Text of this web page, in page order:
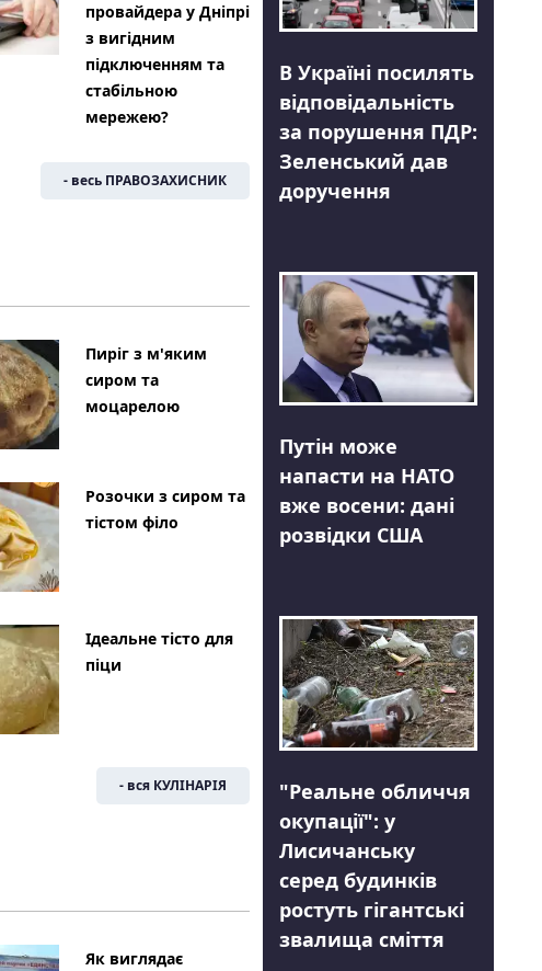
провайдера у Дніпрі
з вигідним
підключенням та
стабільною
мережею?
- весь ПРАВОЗАХИСНИК
Пиріг з м'яким
сиром та
моцарелою
Розочки з сиром та
тістом філо
Ідеальне тісто для
піци
- вся КУЛІНАРІЯ
Як виглядає
В Україні посилять
відповідальність
за порушення ПДР:
Зеленський дав
доручення
Путін може
напасти на НАТО
вже восени: дані
розвідки США
"Реальне обличчя
окупації": у
Лисичанську
серед будинків
ростуть гігантські
звалища сміття